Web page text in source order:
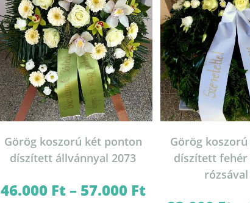
Görög koszorú két ponton
díszített állvánnyal 2073
46.000 Ft– 57.000 FtÁrtartomány:
46.000 Ft
Görög
díszített